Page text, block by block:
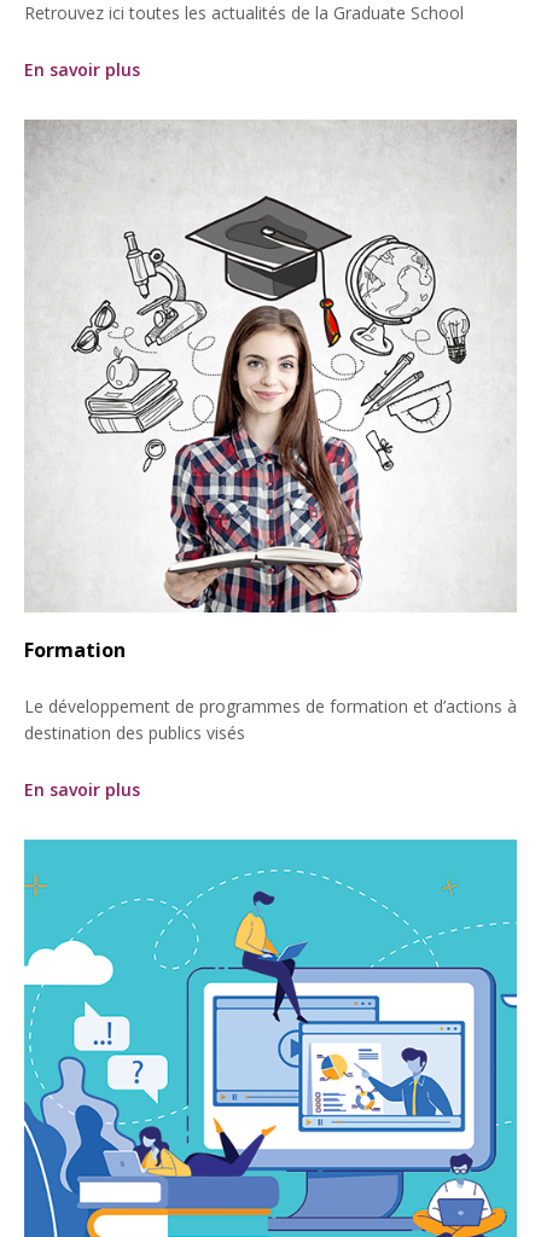
Retrouvez ici toutes les actualités de la Graduate School
En savoir plus
Formation
Le développement de programmes de formation et d’actions à
destination des publics visés
En savoir plus